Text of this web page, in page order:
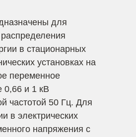
для
в стационарных
установках на
переменное
0,66 и 1 кВ
частотой 50 Гц. Для
в электрических
напряжения с